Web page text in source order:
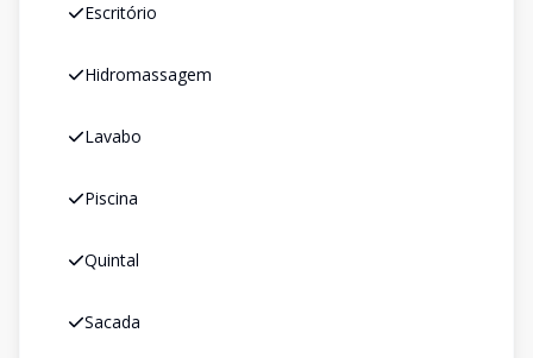
Escritório
Hidromassagem
Lavabo
Piscina
Quintal
Sacada